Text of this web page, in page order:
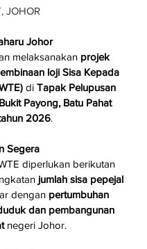
JOHOR
Johor
melaksanakan projek
loji Sisa Kepada
di Tapak Pelupusan
Payong, Batu Pahat
2026.
Segera
diperlukan berikutan
jumlah sisa pepejal
dengan pertumbuhan
dan pembangunan
negeri Johor.